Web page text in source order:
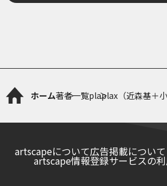
ホーム著者一覧plaplax（近森基＋小
artscapeについて広告掲載について
artscape情報登録サービスの